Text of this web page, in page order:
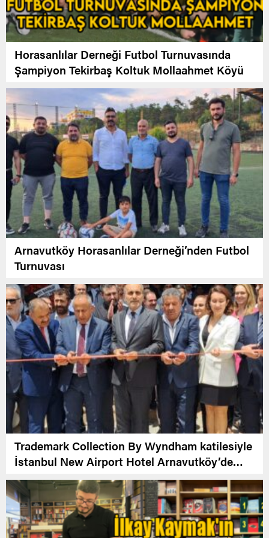
Horasanlılar Derneği Futbol Turnuvasında
Şampiyon Tekirbaş Koltuk Mollaahmet Köyü
Arnavutköy Horasanlılar Derneği’nden Futbol
Turnuvası
Trademark Collection By Wyndham katilesiyle
İstanbul New Airport Hotel Arnavutköy’de
Açıldı